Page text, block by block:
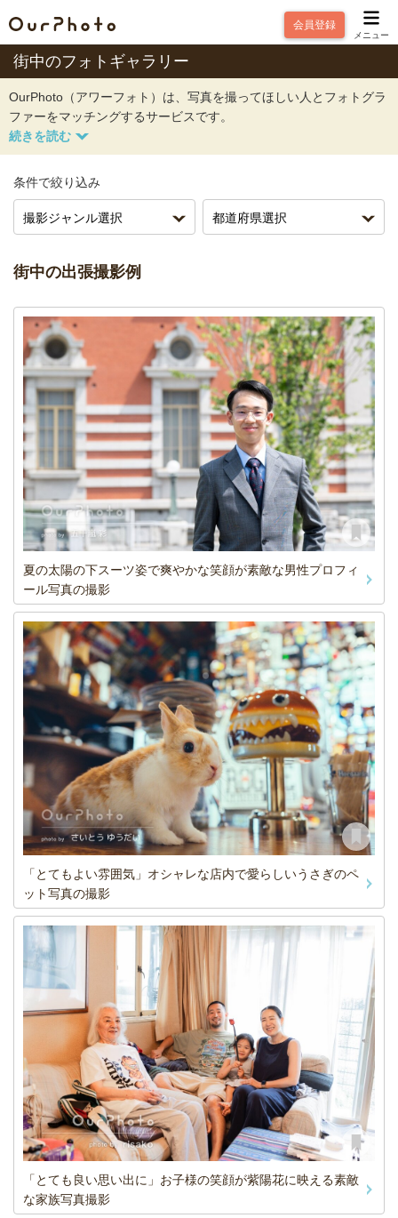
会員登録
メニュー
街中のフォトギャラリー
OurPhoto（アワーフォト）は、写真を撮ってほしい人とフォトグラ
ファーをマッチングするサービスです。
条件で絞り込み
街中の出張撮影例
夏の太陽の下スーツ姿で爽やかな笑顔が素敵な男性プロフィ
ール写真の撮影
「とてもよい雰囲気」オシャレな店内で愛らしいうさぎのペ
ット写真の撮影
「とても良い思い出に」お子様の笑顔が紫陽花に映える素敵
な家族写真撮影